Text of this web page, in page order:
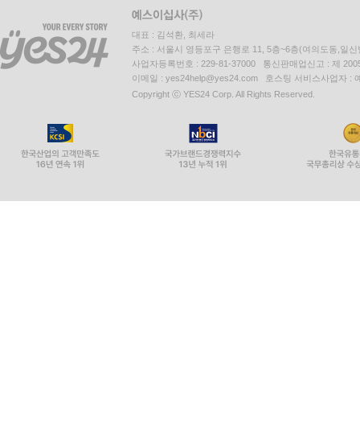
대표 : 김석환, 최세라
주소 : 서울시 영등포구 은행로 11, 5층~6층(여의도동,일신
사업자등록번호 : 229-81-37000 통신판매업신고 : 제
이메일 : yes24help@yes24.com 호스팅 서비스사업자 :
Copyright ⓒ YES24 Corp. All Rights Reserved.